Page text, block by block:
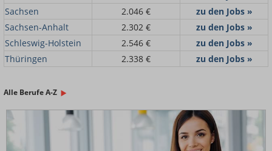
Sachsen
2.046 €
zu den Jobs »
Sachsen-Anhalt
2.302 €
zu den Jobs »
Schleswig-Holstein
2.546 €
zu den Jobs »
Thüringen
2.338 € zu den Jobs »
Alle Berufe A-Z